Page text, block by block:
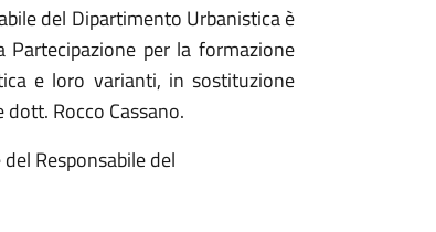
del Dipartimento Urbanistica è
per la formazione
e loro varianti, in sostituzione
Rocco Cassano.
Responsabile del